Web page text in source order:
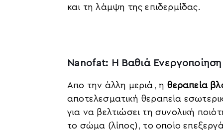
και τη λάμψη της επιδερμίδας.
Nanofat: Η Βαθιά
Απο την άλλη μεριά, η θεραπεία
αποτελεσματική θεραπεία
για να βελτιώσει τη συνολική
το σώμα (λίπος), το οποίο